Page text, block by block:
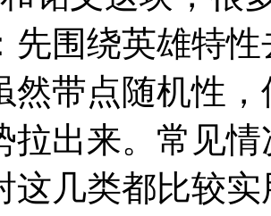
先围绕英雄特
然带点随机性
拉出来。常见
这几类都比较